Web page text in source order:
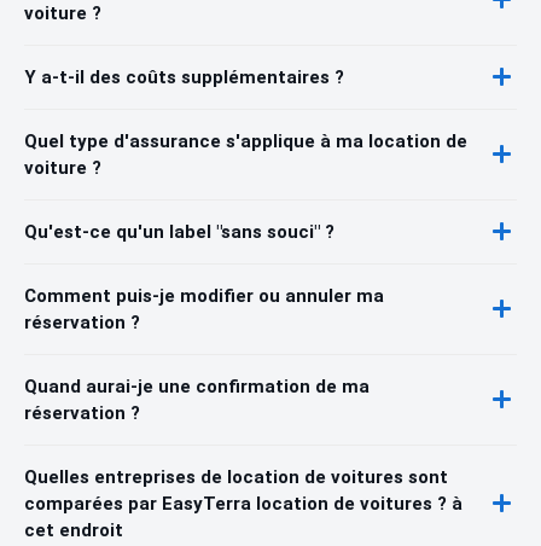
voiture ?
Y a-t-il des coûts supplémentaires ?
Quel type d'assurance s'applique à ma location de
voiture ?
Qu'est-ce qu'un label "sans souci" ?
Comment puis-je modifier ou annuler ma
réservation ?
Quand aurai-je une confirmation de ma
réservation ?
Quelles entreprises de location de voitures sont
comparées par EasyTerra location de voitures ? à
cet endroit